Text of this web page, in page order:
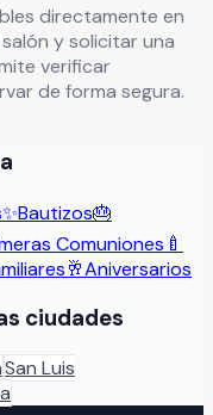
directamente en
y solicitar una
verificar
de forma segura.
✨Bautizos🎂
Comuniones 🍼
🥂Aniversarios
ciudades
San Luis